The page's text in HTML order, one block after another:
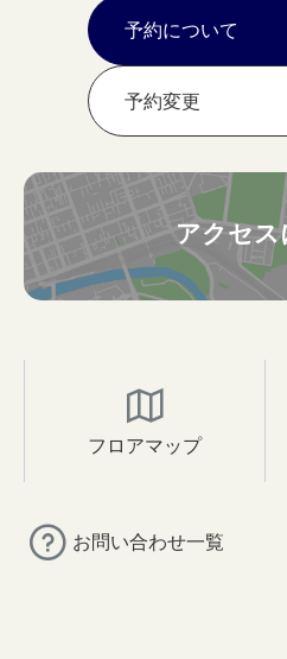
予約について
予約変更
アクセ
フロアマップ
お問い合わせ一覧